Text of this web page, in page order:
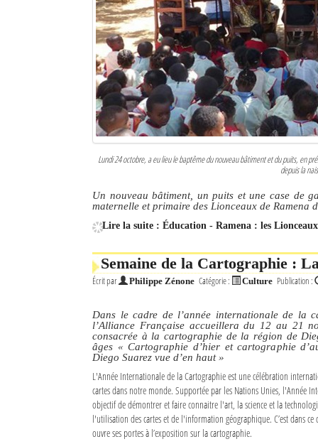
Lundi 24 octobre, a eu lieu le baptême du nouveau bâtiment et du puits, en
depuis la
Un nouveau bâtiment, un puits et une case de
maternelle et primaire des Lionceaux de Ramena
Lire la suite : Éducation - Ramena : les Lionceaux
Semaine de la Cartographie :
Écrit par Philippe Zénone Catégorie : Culture Publication :
Dans le cadre de l’année internationale de la
l’Alliance Française accueillera du 12 au 21
consacrée à la cartographie de la région de
âges « Cartographie d’hier et cartographie
Diego Suarez vue d’en haut »
L'Année Internationale de la Cartographie est une célébration
cartes dans notre monde. Supportée par les Nations Unies, l'Année
objectif de démontrer et faire connaitre l'art, la science et la
l'utilisation des cartes et de l'information géographique. C’est dans ce
ouvre ses portes à l’exposition sur la cartographie.